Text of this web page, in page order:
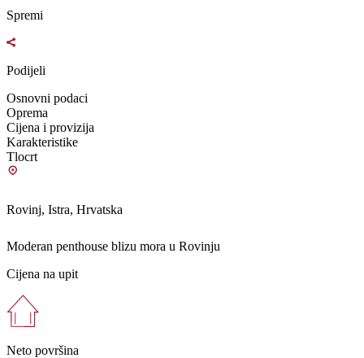
Spremi
Podijeli
Osnovni podaci
Oprema
Cijena i provizija
Karakteristike
Tlocrt
Rovinj, Istra, Hrvatska
Moderan penthouse blizu mora u Rovinju
Cijena na upit
Neto površina